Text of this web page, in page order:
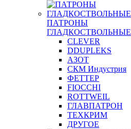
ПАТРОНЫ
ГЛАДКОСТВОЛЬНЫЕ
CLEVER
DDUPLEKS
АЗОТ
СКМ Индустрия
ФЕТТЕР
FIOCCHI
ROTTWEIL
ГЛАВПАТРОН
ТЕХКРИМ
ДРУГОЕ